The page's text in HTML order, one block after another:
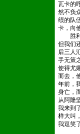
瓦卡的
然不负
绩的队
卡，向
胜利
但我们
后三人
手无策
使得尤
而去，
年前，
身亡，
从阿隆
我来到
样大叫
我逗笑